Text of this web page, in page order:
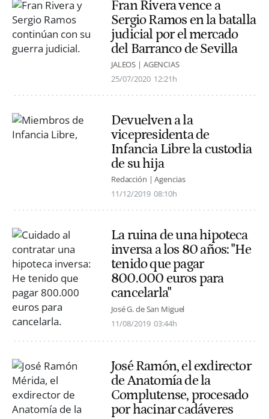
Fran Rivera vence a
Sergio Ramos en la batalla
judicial por el mercado
del Barranco de Sevilla
JALEOS | AGENCIAS
25/07/2020 12:21h
Devuelven a la
vicepresidenta de
Infancia Libre la custodia
de su hija
Redacción | Agencias
11/12/2019 08:10h
La ruina de una hipoteca
inversa a los 80 años: "He
tenido que pagar
800.000 euros para
cancelarla"
José G. de San Miguel
11/08/2019 03:44h
José Ramón, el exdirector
de Anatomía de la
Complutense, procesado
por hacinar cadáveres